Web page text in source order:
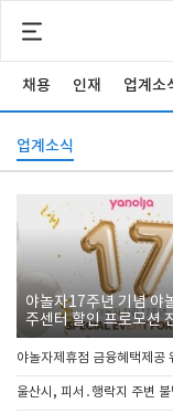
채용 인재 업계소
업계소식
야놀자17주년 기념 야
주센터 할인 프로모션
야놀자제휴점 금융혜택제공
울산시, 피서․행락지 주변